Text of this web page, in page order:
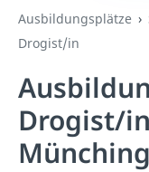
Ausbildungsplätze
Drogist/in
Drogist/